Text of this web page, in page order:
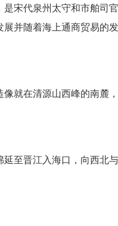
宋代泉州太守和市舶司
并随着海上通商贸易的
就在清源山西峰的南麓，
至晋江入海口，向西北